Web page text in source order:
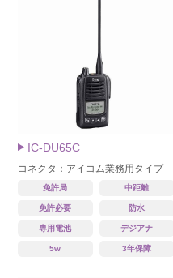
IC-DU65C
コネクタ：アイコム業務用タイプ
免許局 中距離
免許必要 防水
専用電池 デジアナ
5w 3年保障